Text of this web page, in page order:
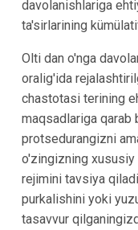
davolanishlariga
ta'sirlarining
Olti dan o'nga
oralig'ida
chastotasi terining
maqsadlariga qarab
protsedurangizni
o'zingizning xususiy
rejimini tavsiya
purkalishini yoki
tasavvur